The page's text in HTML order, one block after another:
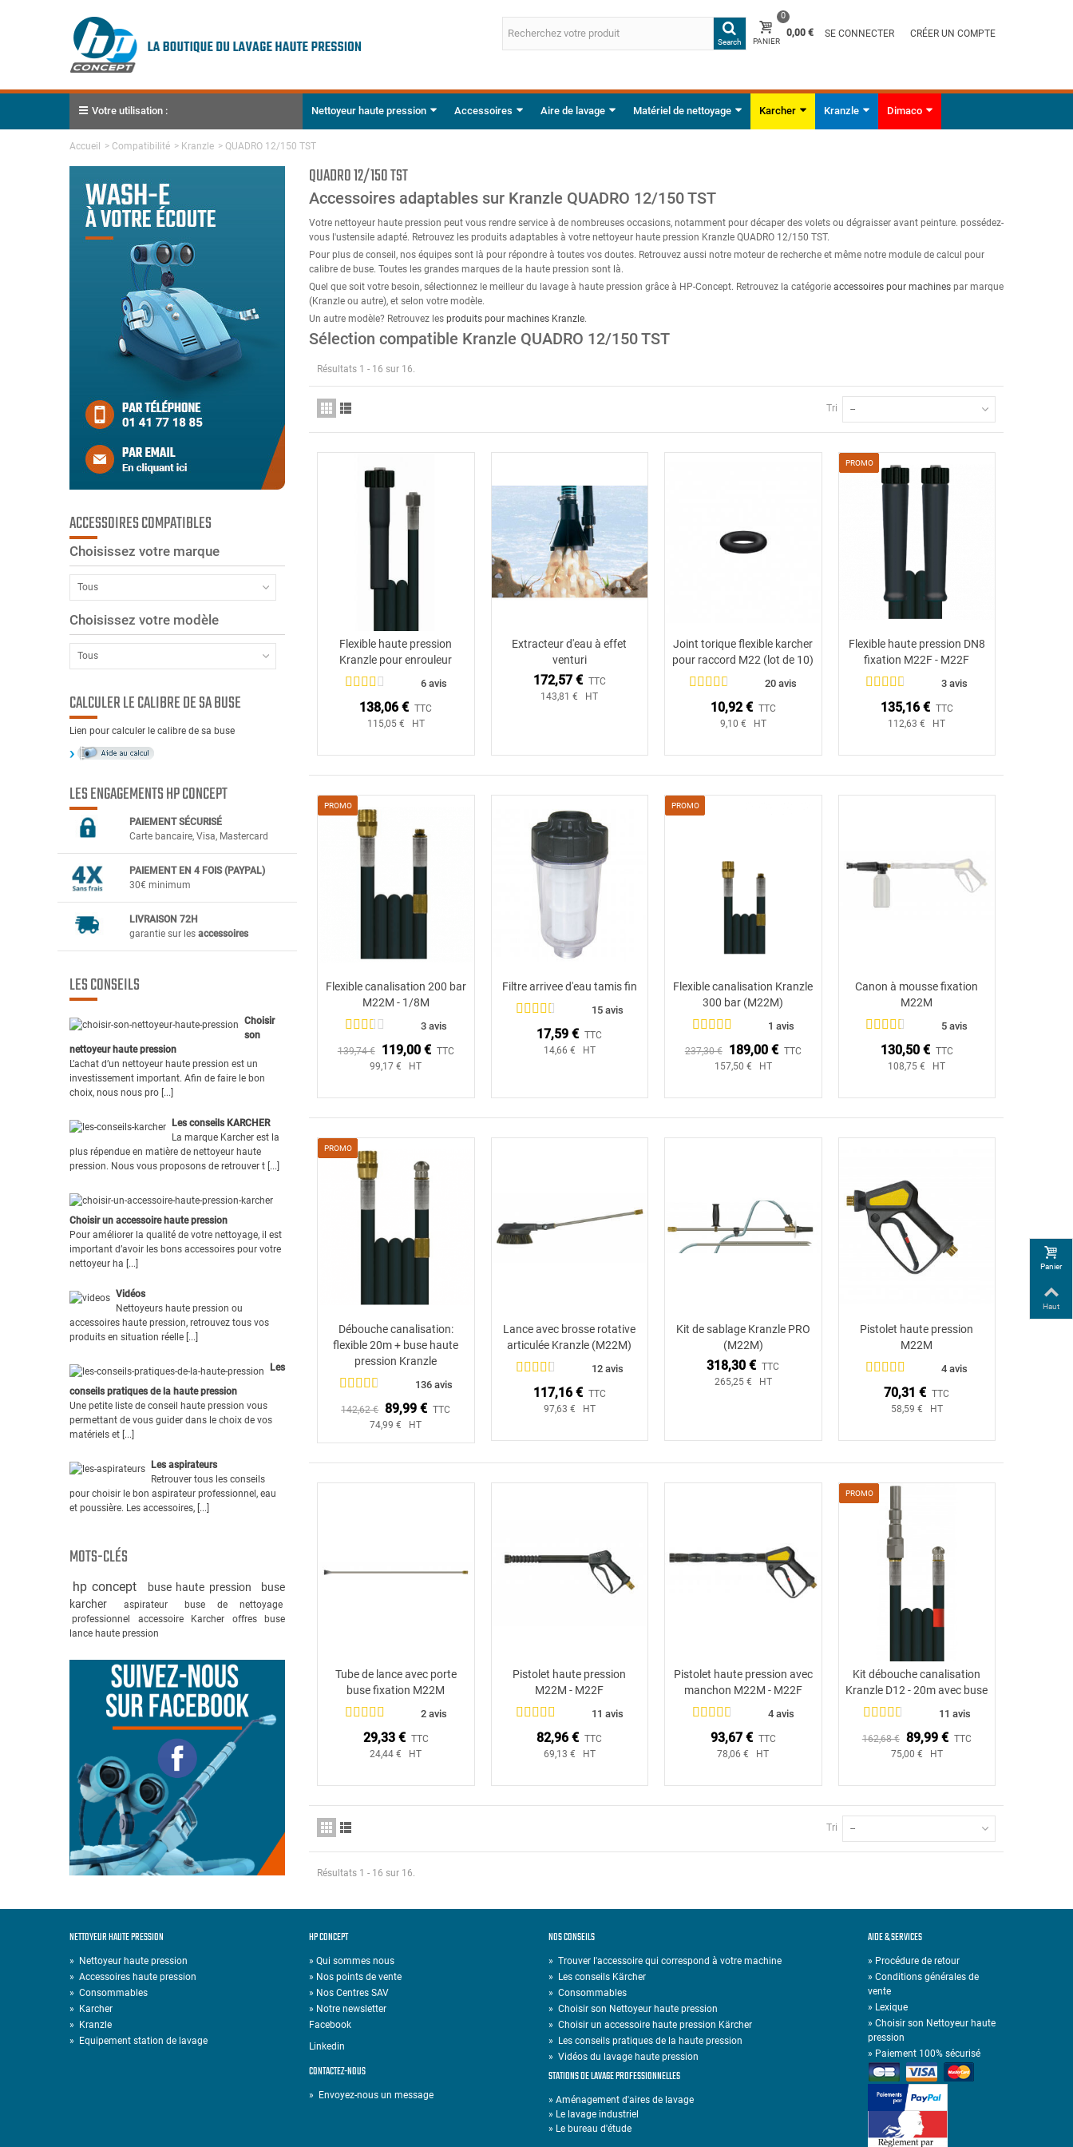
Search PANIER
0
0,00 € SE CONNECTER CRÉER UN COMPTE
Votre utilisation : Nettoyeur haute pression Accessoires Aire de lavage Matériel de nettoyage Karcher Kranzle Dimaco
Accueil > Compatibilité > Kranzle > QUADRO 12/150 TST
ACCESSOIRES COMPATIBLES
Choisissez votre marque
Tous
Choisissez votre modèle
Tous
CALCULER LE CALIBRE DE SA BUSE
Lien pour calculer le calibre de sa buse
LES ENGAGEMENTS HP CONCEPT
PAIEMENT SÉCURISÉ
Carte bancaire, Visa, Mastercard
PAIEMENT EN 4 FOIS (PAYPAL)
30€ minimum
LIVRAISON 72H
garantie sur les accessoires
LES CONSEILS
Choisir
son
nettoyeur haute pression
L’achat d’un nettoyeur haute pression est un
investissement important. Afin de faire le bon
choix, nous nous pro [...]
Les conseils KARCHER
La marque Karcher est la
plus répendue en matière de nettoyeur haute
pression. Nous vous proposons de retrouver t [...]
Choisir un accessoire haute pression
Pour améliorer la qualité de votre nettoyage, il est
important d’avoir les bons accessoires pour votre
nettoyeur ha [...]
Vidéos
Nettoyeurs haute pression ou
accessoires haute pression, retrouvez tous vos
produits en situation réelle [...]
Les
conseils pratiques de la haute pression
Une petite liste de conseil haute pression vous
permettant de vous guider dans le choix de vos
matériels et [...]
Les aspirateurs
Retrouver tous les conseils
pour choisir le bon aspirateur professionnel, eau
et poussière. Les accessoires, [...]
MOTS-CLÉS
hp concept buse haute pression
buse
karcher
aspirateur
buse de nettoyage
professionnel
accessoire Karcher offres
buse
lance haute pression
QUADRO 12/150 TST
Accessoires adaptables sur Kranzle QUADRO 12/150 TST
Votre nettoyeur haute pression peut vous rendre service à de nombreuses occasions, notamment pour décaper des volets ou dégraisser avant peinture. possédez-
vous l'ustensile adapté. Retrouvez les produits adaptables à votre nettoyeur haute pression Kranzle QUADRO 12/150 TST.
Pour plus de conseil, nos équipes sont là pour répondre à toutes vos doutes. Retrouvez aussi notre moteur de recherche et même notre module de calcul pour
calibre de buse. Toutes les grandes marques de la haute pression sont là.
Quel que soit votre besoin, sélectionnez le meilleur du lavage à haute pression grâce à HP-Concept. Retrouvez la catégorie accessoires pour machines par marque
(Kranzle ou autre), et selon votre modèle.
Un autre modèle? Retrouvez les produits pour machines Kranzle.
Sélection compatible Kranzle QUADRO 12/150 TST
Résultats 1 - 16 sur 16.
Tri --
Ajouter au panier
Flexible haute pression
Kranzle pour enrouleur
6 avis
138,06 € TTC
115,05 € HT
Extracteur d'eau à effet
venturi
172,57 € TTC
143,81 € HT
Ajouter au panier
Joint torique flexible karcher
pour raccord M22 (lot de 10)
20 avis
10,92 € TTC
9,10 € HT
PROMO
Ajouter au panier
Flexible haute pression DN8
fixation M22F - M22F
3 avis
135,16 € TTC
112,63 € HT
PROMO
Ajouter au panier
Flexible canalisation 200 bar
M22M - 1/8M
3 avis
139,74 € 119,00 € TTC
99,17 € HT
Ajouter au panier
Filtre arrivee d'eau tamis fin
15 avis
17,59 € TTC
14,66 € HT
PROMO
Ajouter au panier
Flexible canalisation Kranzle
300 bar (M22M)
1 avis
237,30 € 189,00 € TTC
157,50 € HT
Ajouter au panier
Canon à mousse fixation
M22M
5 avis
130,50 € TTC
108,75 € HT
PROMO
Ajouter au panier
Débouche canalisation:
flexible 20m + buse haute
pression Kranzle
136 avis
142,62 € 89,99 € TTC
74,99 € HT
Ajouter au panier
Lance avec brosse rotative
articulée Kranzle (M22M)
12 avis
117,16 € TTC
97,63 € HT
Kit de sablage Kranzle PRO
(M22M)
318,30 € TTC
265,25 € HT
Ajouter au panier
Pistolet haute pression
M22M
4 avis
70,31 € TTC
58,59 € HT
Ajouter au panier
Tube de lance avec porte
buse fixation M22M
2 avis
29,33 € TTC
24,44 € HT
Ajouter au panier
Pistolet haute pression
M22M - M22F
11 avis
82,96 € TTC
69,13 € HT
Ajouter au panier
Pistolet haute pression avec
manchon M22M - M22F
4 avis
93,67 € TTC
78,06 € HT
PROMO
Ajouter au panier
Kit débouche canalisation
Kranzle D12 - 20m avec buse
11 avis
162,68 € 89,99 € TTC
75,00 € HT
Tri --
Résultats 1 - 16 sur 16.
NETTOYEUR HAUTE PRESSION
»
Nettoyeur haute pression
» Accessoires haute pression
» Consommables
»
Karcher
»
Kranzle
»
Equipement station de lavage
HP CONCEPT
» Qui sommes nous
» Nos points de vente
» Nos Centres SAV
» Notre newsletter
Facebook
Linkedin
CONTACTEZ-NOUS
» Envoyez-nous un message
NOS CONSEILS
» Trouver l'accessoire qui correspond à votre machine
»
Les conseils Kärcher
» Consommables
» Choisir son Nettoyeur haute pression
» Choisir un accessoire haute pression Kärcher
»
Les conseils pratiques de la haute pression
» Vidéos du lavage haute pression
STATIONS DE LAVAGE PROFESSIONNELLES
» Aménagement d'aires de lavage
» Le lavage industriel
» Le bureau d'étude
AIDE & SERVICES
» Procédure de retour
» Conditions générales de
vente
» Lexique
» Choisir son Nettoyeur haute
pression
» Paiement 100% sécurisé
Panier
Haut